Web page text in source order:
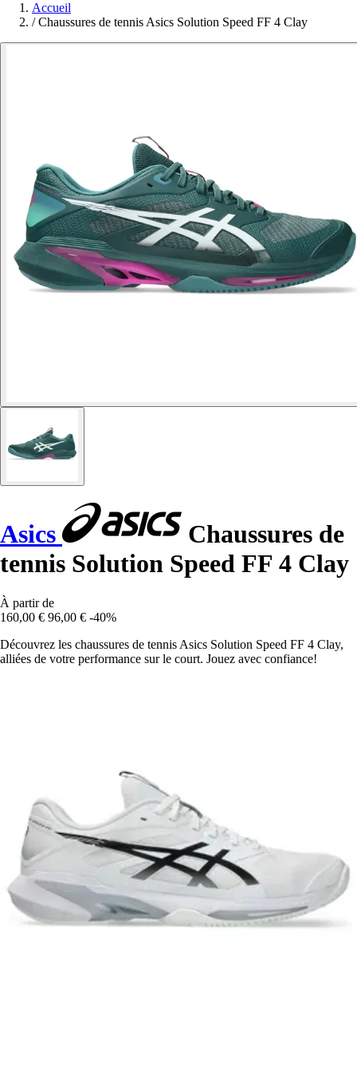
Accueil
/ Chaussures de tennis Asics Solution Speed FF 4 Clay
Asics
Chaussures de
tennis Solution Speed FF 4 Clay
À partir de
160,00 € 96,00 € -40%
Découvrez les chaussures de tennis Asics Solution Speed FF 4 Clay,
alliées de votre performance sur le court. Jouez avec confiance!